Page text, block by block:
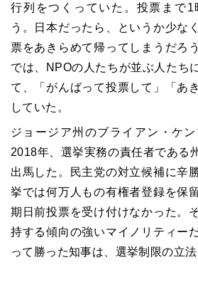
行列をつくっていた。投票まで
う。日本だったら、というか少な
票をあきらめて帰ってしまうだろ
では、NPOの人たちが並ぶ人たち
て、「がんばって投票して」「あ
していた。
ジョージア州のブライアン・ケ
2018年、選挙実務の責任者である
出馬した。民主党の対立候補に辛
挙では何万人もの有権者登録を保
期日前投票を受け付けなかった。
持する傾向の強いマイノリティー
って勝った知事は、選挙制限の立法